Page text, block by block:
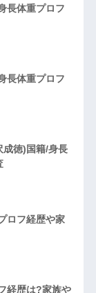
長体重プロフ
長体重プロフ
成徳)国籍/身長
ロフ経歴や家
経歴は?家族や